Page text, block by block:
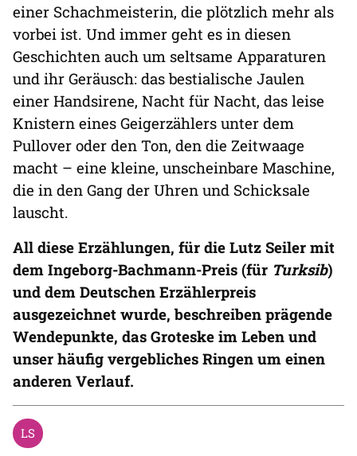
einer Schachmeisterin, die plötzlich mehr als
vorbei ist. Und immer geht es in diesen
Geschichten auch um seltsame Apparaturen
und ihr Geräusch: das bestialische Jaulen
einer Handsirene, Nacht für Nacht, das leise
Knistern eines Geigerzählers unter dem
Pullover oder den Ton, den die Zeitwaage
macht – eine kleine, unscheinbare Maschine,
die in den Gang der Uhren und Schicksale
lauscht.
All diese Erzählungen, für die Lutz Seiler mit
dem Ingeborg-Bachmann-Preis (für Turksib)
und dem Deutschen Erzählerpreis
ausgezeichnet wurde, beschreiben prägende
Wendepunkte, das Groteske im Leben und
unser häufig vergebliches Ringen um einen
anderen Verlauf.